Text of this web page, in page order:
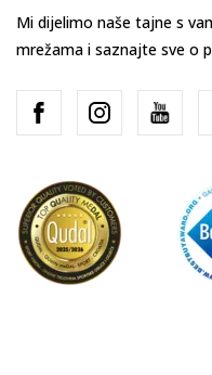
Mi dijelimo naše tajne s
mrežama i saznajte sve o